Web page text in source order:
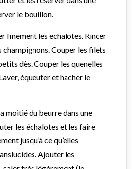
le bouillon.
finement les échalotes. Rincer
champignons. Couper les filets
dès. Couper les quenelles
équeuter et hacher le
moitié du beurre dans une
les échalotes et les faire
jusqu’à ce qu’elles
Ajouter les